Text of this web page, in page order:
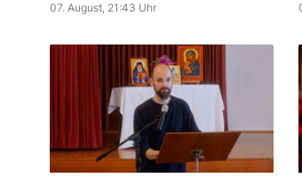
07. August, 21:43 Uhr